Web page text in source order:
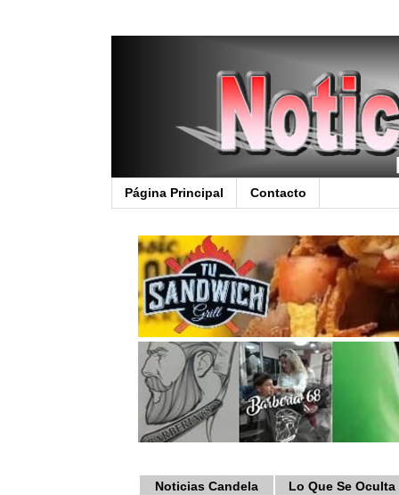
Página Principal Contacto
Noticias Candela Lo Que Se Oculta